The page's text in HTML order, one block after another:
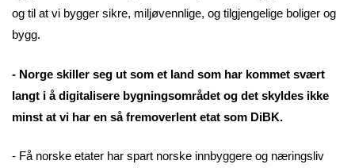
og til at vi bygger sikre, miljøvennlige, og tilgjengelige boliger og
bygg.
- Norge skiller seg ut som et land som har kommet svært
langt i å digitalisere bygningsområdet og det skyldes ikke
minst at vi har en så fremoverlent etat som DiBK.
- Få norske etater har spart norske innbyggere og næringsliv